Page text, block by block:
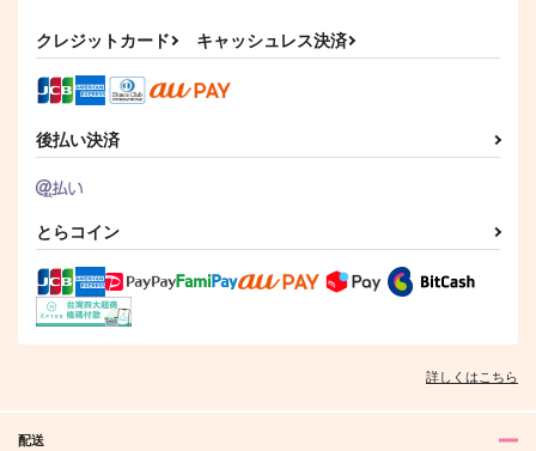
サンプル
作品詳細
サンプル
クレジットカード キャッシュレス決済
後払い決済
とらコイン
詳しくはこちら
配送